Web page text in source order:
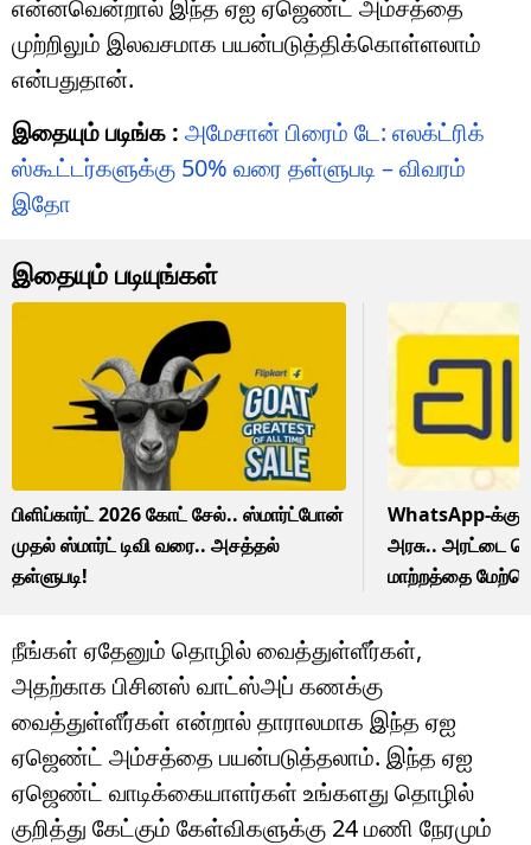
என்னவென்றால் இந்த ஏஐ ஏஜெண்ட் அம்சத்தை
முற்றிலும் இலவசமாக பயன்படுத்திக்கொள்ளலாம்
என்பதுதான்.
இதையும் படிங்க : அமேசான் பிரைம் டே: எலக்ட்ரிக்
ஸ்கூட்டர்களுக்கு 50% வரை தள்ளுபடி – விவரம்
இதோ
இதையும் படியுங்கள்
பிளிப்கார்ட் 2026 கோட் சேல்.. ஸ்மார்ட்போன்
முதல் ஸ்மார்ட் டிவி வரை.. அசத்தல்
தள்ளுபடி!
WhatsApp-
அரசு.. அரட்டை
மாற்றத்தை
நீங்கள் ஏதேனும் தொழில் வைத்துள்ளீர்கள்,
அதற்காக பிசினஸ் வாட்ஸ்அப் கணக்கு
வைத்துள்ளீர்கள் என்றால் தாராலமாக இந்த ஏஐ
ஏஜெண்ட் அம்சத்தை பயன்படுத்தலாம். இந்த ஏஐ
ஏஜெண்ட் வாடிக்கையாளர்கள் உங்களது தொழில்
குறித்து கேட்கும் கேள்விகளுக்கு 24 மணி நேரமும்